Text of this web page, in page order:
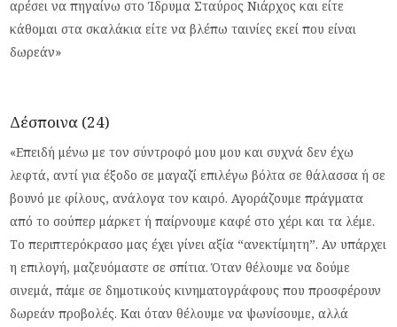
αρέσει να πηγαίνω στο Ίδρυμα Σταύρος Νιάρχος και είτε
κάθομαι στα σκαλάκια είτε να βλέπω ταινίες εκεί που είναι
δωρεάν»
Δέσποινα (24)
«Επειδή μένω με τον σύντροφό μου μου και συχνά δεν έχω
λεφτά, αντί για έξοδο σε μαγαζί επιλέγω βόλτα σε θάλασσα ή σε
βουνό με φίλους, ανάλογα τον καιρό. Αγοράζουμε πράγματα
από το σούπερ μάρκετ ή παίρνουμε καφέ στο χέρι και τα λέμε.
Το περιπτερόκρασο μας έχει γίνει αξία “ανεκτίμητη”. Αν υπάρχει
η επιλογή, μαζευόμαστε σε σπίτια. Όταν θέλουμε να δούμε
σινεμά, πάμε σε δημοτικούς κινηματογράφους που προσφέρουν
δωρεάν προβολές. Και όταν θέλουμε να ψωνίσουμε, αλλά